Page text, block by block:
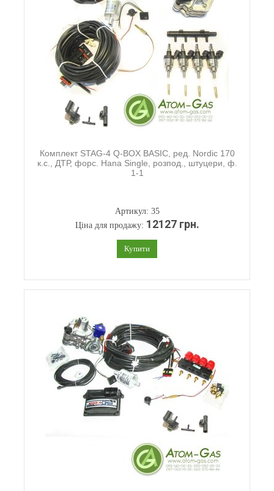
Комплект STAG-4 Q-BOX BASIC, ред. Nordic 170
к.с., ДТР, форс. Hana Single, розпод., штуцери, ф.
1-1
Артикул: 35
Ціна для продажу: 12127 грн.
Купити